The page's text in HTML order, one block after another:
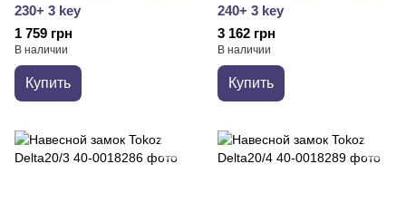
230+ 3 key
1 759 грн
В наличии
Купить
240+ 3 key
3 162 грн
В наличии
Купить